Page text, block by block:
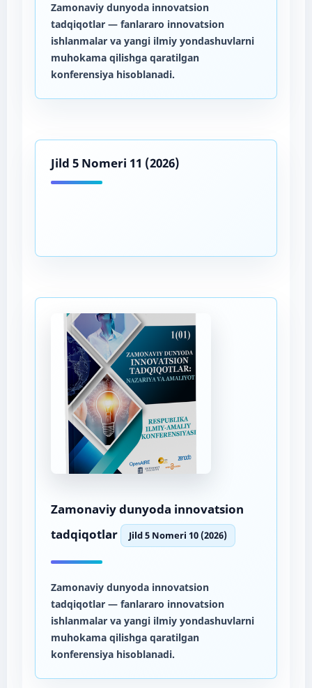
Zamonaviy dunyoda innovatsion
tadqiqotlar— fanlararo innovatsion
ishlanmalar va yangi ilmiy yondashuvlarni
muhokama qilishga qaratilgan
konferensiya hisoblanadi.
Jild 5 Nomeri 11 (2026)
Zamonaviy dunyoda innovatsion
tadqiqotlar
Jild 5 Nomeri 10 (2026)
Zamonaviy dunyoda innovatsion
tadqiqotlar— fanlararo innovatsion
ishlanmalar va yangi ilmiy yondashuvlarni
muhokama qilishga qaratilgan
konferensiya hisoblanadi.